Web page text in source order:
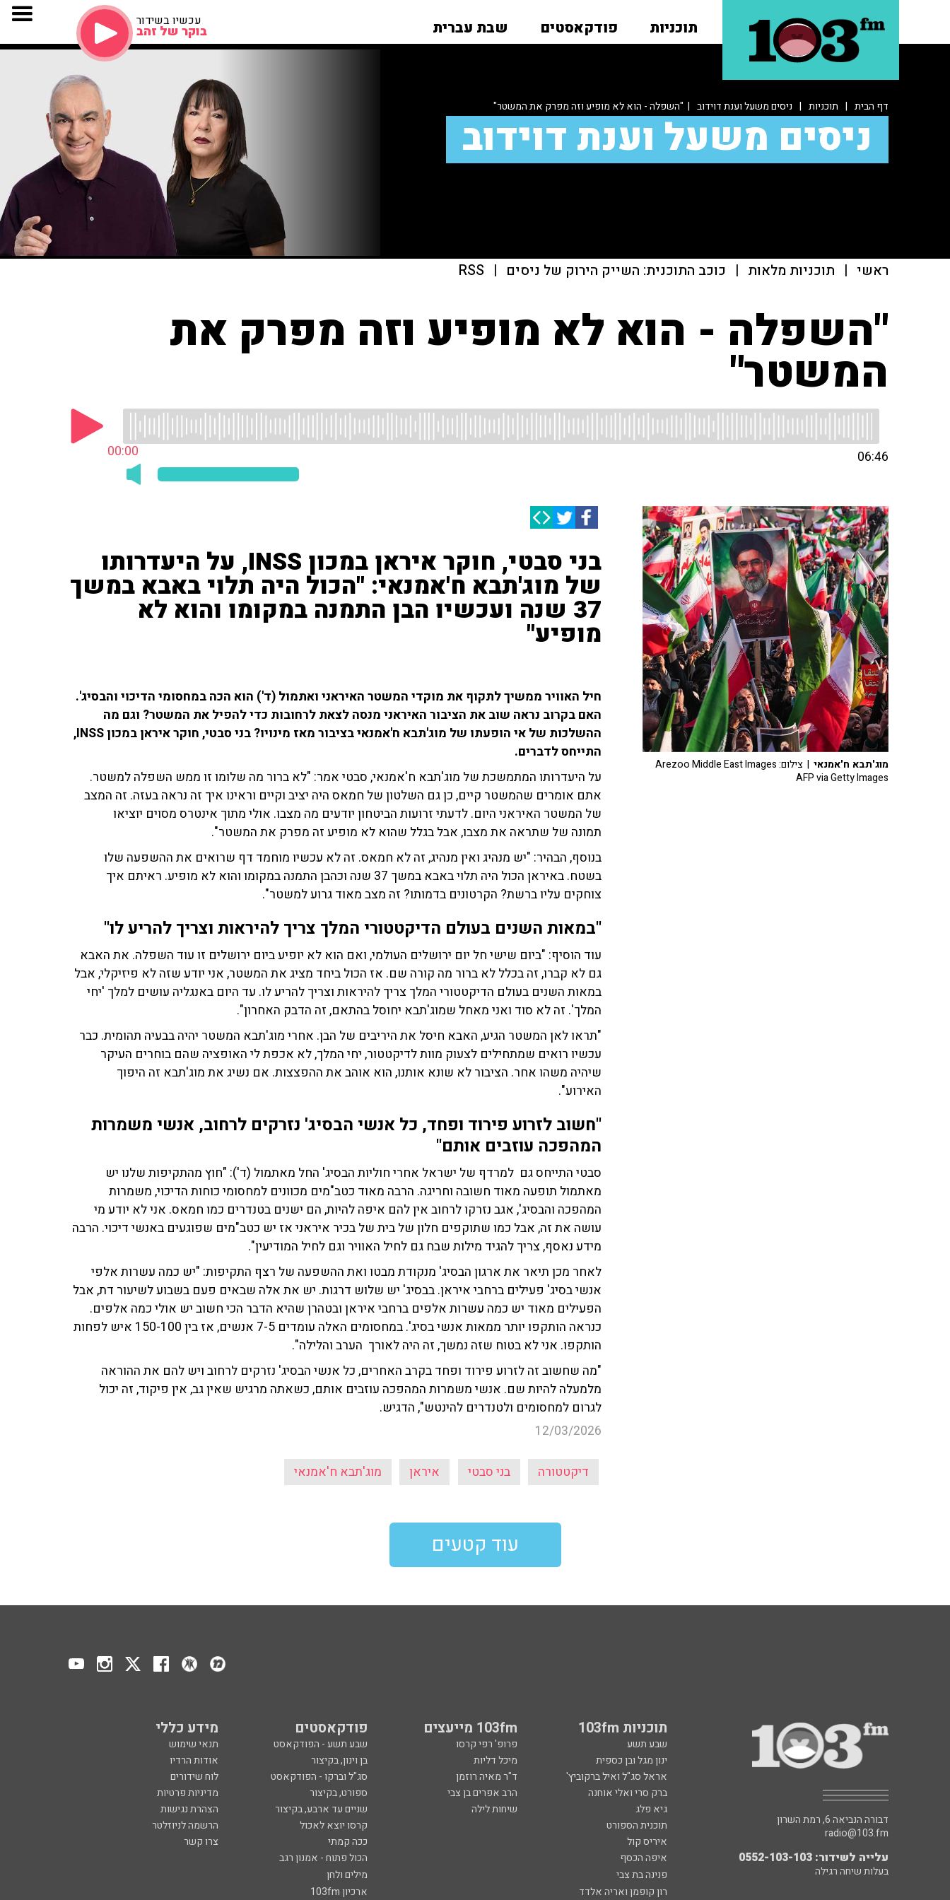
תוכניות פודקאסטים שבת עברית עכשיו בשידור
בוקר של זהב
דף הבית | תוכניות | ניסים משעל וענת דוידוב | "השפלה - הוא לא מופיע וזה מפרק את המשטר"
ניסים משעל וענת דוידוב
ראשי | תוכניות מלאות | כוכב התוכנית: השייק הירוק של ניסים |
RSS
"השפלה - הוא לא מופיע וזה מפרק את
המשטר"
00:00 06:46
בני סבטי, חוקר איראן במכון INSS, על היעדרותו
של מוג'תבא ח'אמנאי: "הכול היה תלוי באבא במשך
37 שנה ועכשיו הבן התמנה במקומו והוא לא
מופיע"
חיל האוויר ממשיך לתקוף את מוקדי המשטר האיראני ואתמול (ד') הוא הכה במחסומי הדיכוי והבסיג'.
האם בקרוב נראה שוב את הציבור האיראני מנסה לצאת לרחובות כדי להפיל את המשטר? וגם מה
ההשלכות של אי הופעתו של מוג'תבא ח'אמנאי בציבור מאז מינויו? בני סבטי, חוקר איראן במכון INSS,
התייחס לדברים.
על היעדרותו המתמשכת של מוג'תבא ח'אמנאי, סבטי אמר: "לא ברור מה שלומו זו ממש השפלה למשטר.
אתם אומרים שהמשטר קיים, כן גם השלטון של חמאס היה יציב וקיים וראינו איך זה נראה בעזה. זה המצב
של המשטר האיראני היום. לדעתי זרועות הביטחון יודעים מה מצבו. אולי מתוך אינטרס מסוים יוציאו
תמונה של שתראה את מצבו, אבל בגלל שהוא לא מופיע זה מפרק את המשטר".
בנוסף, הבהיר: "יש מנהיג ואין מנהיג, זה לא חמאס. זה לא עכשיו מוחמד דף שרואים את ההשפעה שלו
בשטח. באיראן הכול היה תלוי באבא במשך 37 שנה וכהבן התמנה במקומו והוא לא מופיע. ראיתם איך
צוחקים עליו ברשת? הקרטונים בדמותו? זה מצב מאוד גרוע למשטר".
"במאות השנים בעולם הדיקטטורי המלך צריך להיראות וצריך להריע לו"
עוד הוסיף: "ביום שישי חל יום ירושלים העולמי, ואם הוא לא יופיע ביום ירושלים זו עוד השפלה. את האבא
גם לא קברו, זה בכלל לא ברור מה קורה שם. אז הכול ביחד מציג את המשטר, אני יודע שזה לא פיזיקלי, אבל
במאות השנים בעולם הדיקטטורי המלך צריך להיראות וצריך להריע לו. עד היום באנגליה עושים למלך 'יחי
המלך'. זה לא סוד ואני מאחל שמוג'תבא יחוסל בהתאם, זה הדבק האחרון".
"תראו לאן המשטר הגיע, האבא חיסל את היריבים של הבן. אחרי מוג'תבא המשטר יהיה בבעיה תהומית. כבר
עכשיו רואים שמתחילים לצעוק מוות לדיקטטור, יחי המלך, לא אכפת לי האופציה שהם בוחרים העיקר
שיהיה משהו אחר. הציבור לא שונא אותנו, הוא אוהב את ההפצצות. אם נשיג את מוג'תבא זה היפוך
האירוע".
"חשוב לזרוע פירוד ופחד, כל אנשי הבסיג' נזרקים לרחוב, אנשי משמרות
המהפכה עוזבים אותם"
סבטי התייחס גם למרדף של ישראל אחרי חוליות הבסיג' החל מאתמול (ד'): "חוץ מהתקיפות שלנו יש
מאתמול תופעה מאוד חשובה וחריגה. הרבה מאוד כטב"מים מכוונים למחסומי כוחות הדיכוי, משמרות
המהפכה והבסיג', אגב נזרקו לרחוב אין להם איפה להיות, הם ישנים בטנדרים כמו חמאס. אני לא יודע מי
עושה את זה, אבל כמו שתוקפים חלון של בית של בכיר איראני אז יש כטב"מים שפוגעים באנשי דיכוי. הרבה
מידע נאסף, צריך להגיד מילות שבח גם לחיל האוויר וגם לחיל המודיעין".
לאחר מכן תיאר את ארגון הבסיג' מנקודת מבטו ואת ההשפעה של רצף התקיפות: "יש כמה עשרות אלפי
אנשי בסיג' פעילים ברחבי איראן. בבסיג' יש שלוש דרגות. יש את אלה שבאים פעם בשבוע לשיעור דת, אבל
הפעילים מאוד יש כמה עשרות אלפים ברחבי איראן ובטהרן שהיא הדבר הכי חשוב יש אולי כמה אלפים.
כנראה הותקפו יותר ממאות אנשי בסיג'. במחסומים האלה עומדים 7-5 אנשים, אז בין 150-100 איש לפחות
הותקפו. אני לא בטוח שזה נמשך, זה היה לאורך הערב והלילה".
"מה שחשוב זה לזרוע פירוד ופחד בקרב האחרים, כל אנשי הבסיג' נזרקים לרחוב ויש להם את ההוראה
מלמעלה להיות שם. אנשי משמרות המהפכה עוזבים אותם, כשאתה מרגיש שאין גב, אין פיקוד, זה יכול
לגרום למחסומים ולטנדרים להינטש", הדגיש.
12/03/2026
דיקטטורה בני סבטי איראן מוג'תבא ח'אמנאי
מוג'תבא ח'אמנאי
| צילום: Arezoo Middle East Images
AFP via Getty Images
עוד קטעים
תוכניות 103fm 103fm מייעצים פודקאסטים מידע כללי
שבע תשע פרופ' רפי קרסו שבע תשע - הפודקאסט
תנאי שימוש
ינון מגל ובן כספית
מיכל דליות בן וינון, בקיצור
אודות הרדיו
אראל סג"ל ואיל ברקוביץ'
ד"ר מאיה רוזמן סג"ל וברקו - הפודקאסט
לוח שידורים
ברק סרי ואלי אוחנה
הרב אפרים בן צבי ספורט, בקיצור
מדיניות פרטיות
גיא פלג
שיחות לילה שניים עד ארבע, בקיצור
הצהרת נגישות
תוכנית הספורט
קרסו יוצא לאכול
הרשמה לניוזלטר
איריס קול
ככה קמתי
צרו קשר
איפה הכסף
הכול פתוח - אמנון רגב
פנינה בת צבי
מילים ולחן
רון קופמן ואריה אלדד
ארכיון 103fm
דבורה הנביאה 6, רמת השרון
radio@103.fm
עלייה לשידור: 0552-103-103
בעלות שיחה רגילה